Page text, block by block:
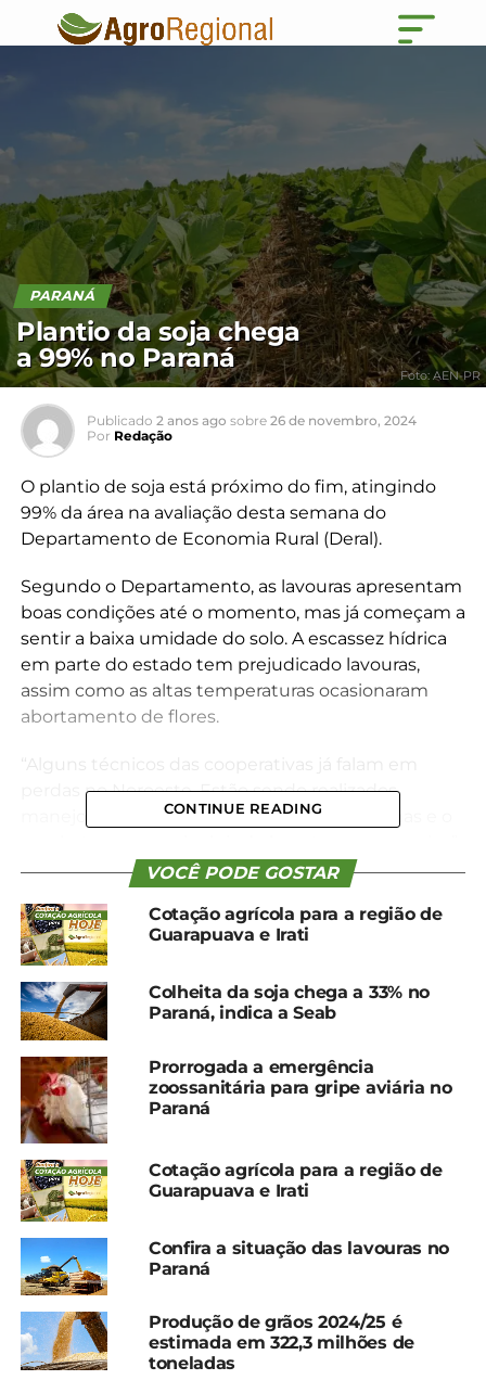
PARANÁ
Plantio da soja chega
a 99% no Paraná
Foto: AEN-PR
Publicado 2 anos ago sobre 26 de novembro, 2024
Por Redação
O plantio de soja está próximo do fim, atingindo
99% da área na avaliação desta semana do
Departamento de Economia Rural (Deral).
Segundo o Departamento, as lavouras apresentam
boas condições até o momento, mas já começam a
sentir a baixa umidade do solo. A escassez hídrica
em parte do estado tem prejudicado lavouras,
assim como as altas temperaturas ocasionaram
abortamento de flores.
“Alguns técnicos das cooperativas já falam em
perdas no Noroeste. Estão sendo realizados
manejos como o controle de plantas daninhas e o
informa o boletim desta semana.
MILHO
Com plantio finalizado, parte das áreas do milho já
entrou na fase reprodutiva, com condições de
lavouras também muito boas. “Se considerarmos o
potencial produtivo de cada cultura, as
expectativas para o milho são até melhores do que
para a soja”, destaca o boletim. Ainda assim, em
algumas áreas as folhas das plantas se encontram
enroladas indicando déficit hídrico.
Compartilhe isso:
Facebook
Relacionado
CONTINUE READING
VOCÊ PODE GOSTAR
Cotação agrícola para a região de
Guarapuava e Irati
Colheita da soja chega a 33% no
Paraná, indica a Seab
Prorrogada a emergência
zoossanitária para gripe aviária no
Paraná
Cotação agrícola para a região de
Guarapuava e Irati
Confira a situação das lavouras no
Paraná
Produção de grãos 2024/25 é
estimada em 322,3 milhões de
toneladas